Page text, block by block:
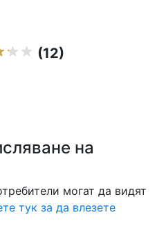
(12)
на
могат да видят
тук за да влезете